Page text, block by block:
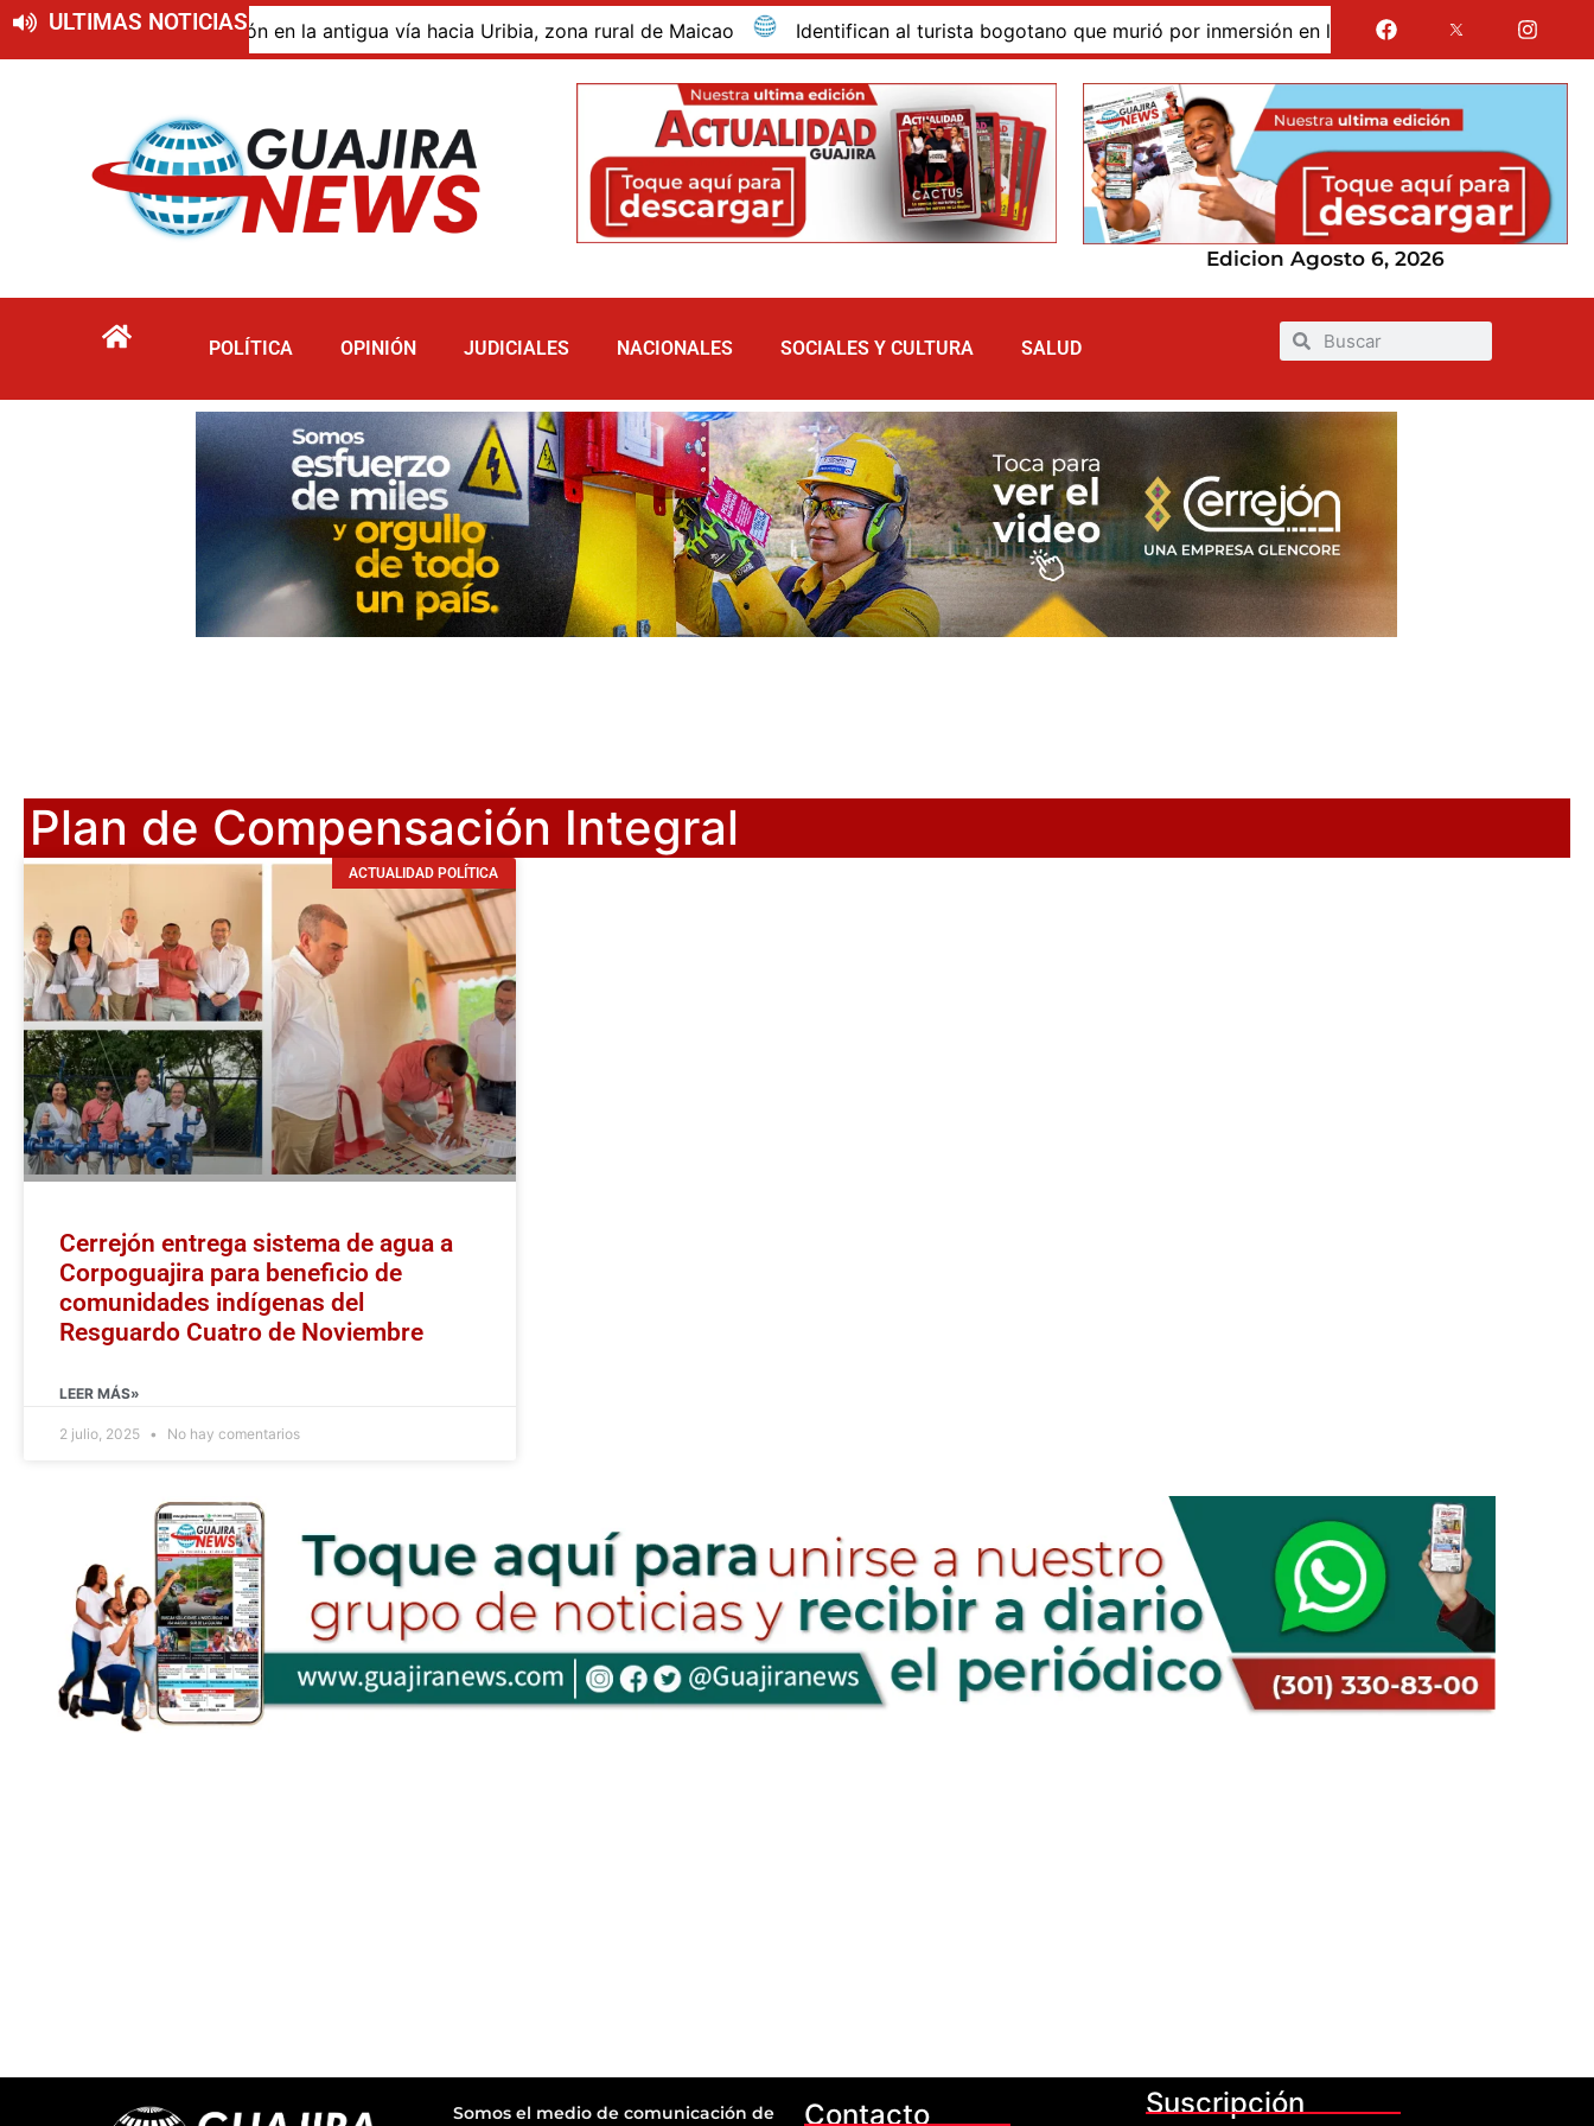
ULTIMAS NOTICIAS
de descomposición en la antigua vía hacia Uribia, zona rural de Maicao Identifican al turista bogotano que murió por inmersión en las dunas de Taroa; su cuerpo
Edicion Agosto 6, 2026
POLÍTICA OPINIÓN JUDICIALES NACIONALES SOCIALES Y CULTURA SALUD
Plan de Compensación Integral
ACTUALIDAD POLÍTICA
Cerrejón entrega sistema de agua a
Corpoguajira para beneficio de
comunidades indígenas del
Resguardo Cuatro de Noviembre
LEER MÁS»
2 julio, 2025 No hay comentarios
Somos el medio de comunicación de Contacto Suscripción